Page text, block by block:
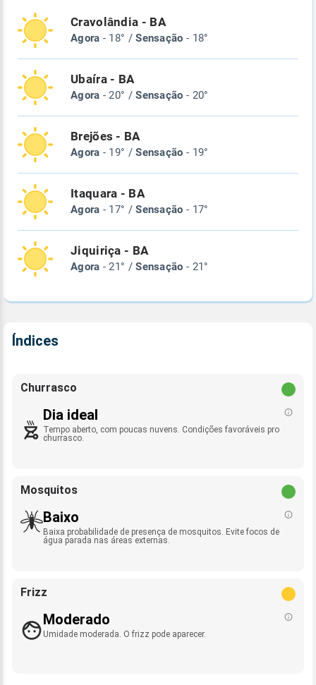
Cravolândia - BA
Agora - 18° /Sensação - 18°
Ubaíra - BA
Agora - 20° /Sensação - 20°
Brejões - BA
Agora - 19° /Sensação - 19°
Itaquara - BA
Agora - 17° /Sensação - 17°
Jiquiriça - BA
Agora - 21° /Sensação - 21°
Índices
Churrasco
Dia ideal
Tempo aberto, com poucas nuvens. Condições favoráveis pro
churrasco.
Mosquitos
Baixo
Baixa probabilidade de presença de mosquitos. Evite focos de
água parada nas áreas externas.
Frizz
Moderado
Umidade moderada. O frizz pode aparecer.